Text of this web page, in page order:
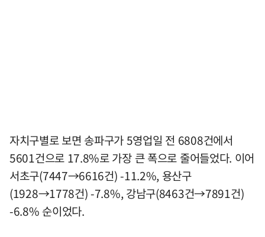
자치구별로 보면 송파구가 5영업일 전 6808건에서
5601건으로 17.8%로 가장 큰 폭으로 줄어들었다. 이어
서초구(7447→6616건) -11.2%, 용산구
(1928→1778건) -7.8%, 강남구(8463건→7891건)
-6.8% 순이었다.